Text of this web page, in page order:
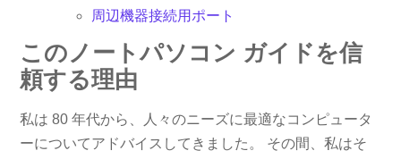
周辺機器接続用ポート
このノートパソコン ガイドを信
頼する理由
私は 80 年代から、人々のニーズに最適なコンピュータ
ーについてアドバイスしてきました。 その間、私はそ